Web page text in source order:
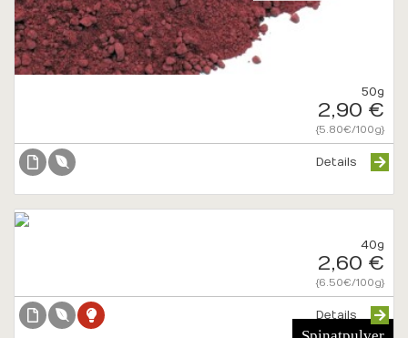
50g
2,90 €
{5.80€/100g}
Details
40g
2,60 €
{6.50€/100g}
Details